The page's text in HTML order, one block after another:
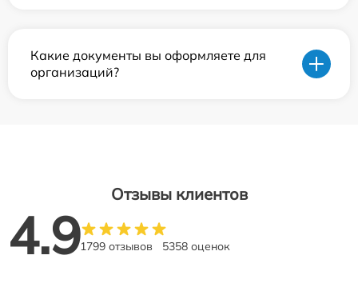
Какие документы вы оформляете для
организаций?
Отзывы клиентов
4.91799 отзывов 5358 оценок